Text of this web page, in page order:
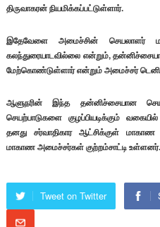
திருவாகரன் நியமிக்கப்பட்டுள்ளார்.
இதேவேளை அமைச்சின் செயலாளர்
கலந்துரையாடவில்லை என்றும்,
மேற்கொண்டுள்ளார் என்றும் அமைச்சர்
ஆளுநரின் இந்த தன்னிச்சையான
செயற்பாடுகளை குழப்பியடிக்கும்
தனது சர்வாதிகார ஆட்சிக்குள் மாகாண
மாகாண அமைச்சர்கள் குற்றம்சாட்டி உள்ளனர்.
Tweet on Twitter